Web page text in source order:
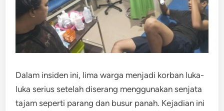
Dalam insiden ini, lima warga menjadi korban luka-
luka serius setelah diserang menggunakan senjata
tajam seperti parang dan busur panah. Kejadian ini